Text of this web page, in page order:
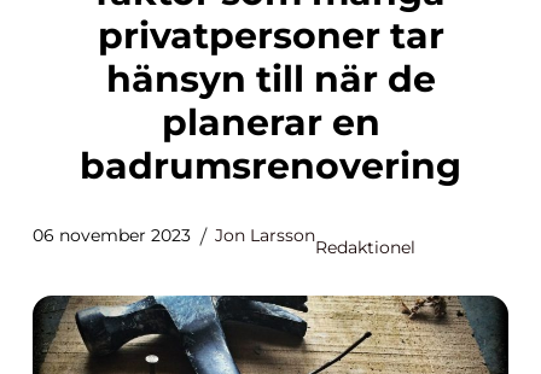
privatpersoner tar
hänsyn till när de
planerar en
badrumsrenovering
06 november 2023 Jon Larsson
Redaktionel